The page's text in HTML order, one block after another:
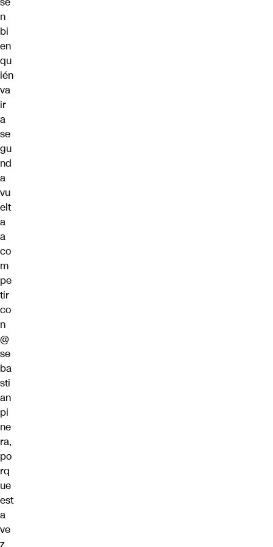
n
bi
en
qu
ién
va
ir
a
se
gu
nd
a
vu
elt
a
a
co
m
pe
tir
co
n
@
se
ba
sti
an
pi
ne
ra,
po
rq
ue
est
a
ve
z